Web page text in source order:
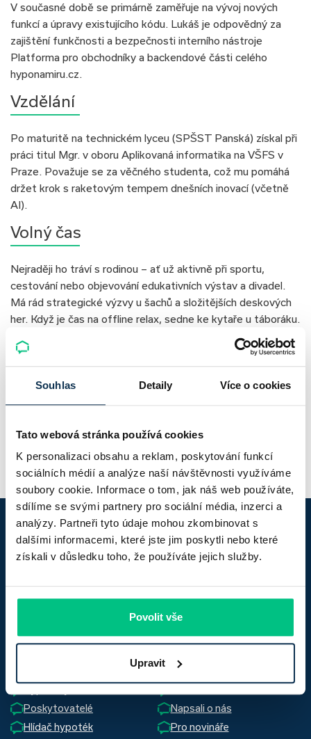
Souhlas Detaily Více o cookies
Tato webová stránka používá cookies
K personalizaci obsahu a reklam, poskytování funkcí
sociálních médií a analýze naší návštěvnosti využíváme
soubory cookie. Informace o tom, jak náš web používáte,
sdílíme se svými partnery pro sociální média, inzerci a
analýzy. Partneři tyto údaje mohou zkombinovat s
dalšími informacemi, které jste jim poskytli nebo které
získali v důsledku toho, že používáte jejich služby.
Povolit vše
Upravit
V současné době se primárně zaměřuje na vývoj nových
funkcí a úpravy existujícího kódu. Lukáš je odpovědný za
zajištění funkčnosti a bezpečnosti interního nástroje
Platforma pro obchodníky a backendové části celého
hyponamiru.cz.
Vzdělání
Po maturitě na technickém lyceu (SPŠST Panská) získal při
práci titul Mgr. v oboru Aplikovaná informatika na VŠFS v
Praze. Považuje se za věčného studenta, což mu pomáhá
držet krok s raketovým tempem dnešních inovací (včetně
AI).
Volný čas
Nejraději ho tráví s rodinou – ať už aktivně při sportu,
cestování nebo objevování edukativních výstav a divadel.
Má rád strategické výzvy u šachů a složitějších deskových
her. Když je čas na offline relax, sedne ke kytaře u táboráku.
K jeho stabilním letním a zimním sportům nejnověji přibyly
adrenalinové výzvy v podobě surfingu a kiteboardingu.
Odkaz na LinkedIn
Zalepšíhypotéku
Důležité odkazy
Reprezentativní příklad
Poskytovatelé
Napsali o nás
Hlídač hypoték
Pro novináře